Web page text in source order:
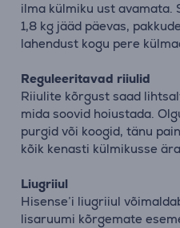
ilma külmiku ust avamata.
1,8 kg jääd päevas,
lahendust kogu pere
Reguleeritavad riiulid
Riiulite kõrgust saad
mida soovid hoiustada.
purgid või koogid, tänu
kõik kenasti külmikusse
Liugriiul
Hisense’i liugriiul
lisaruumi kõrgemate